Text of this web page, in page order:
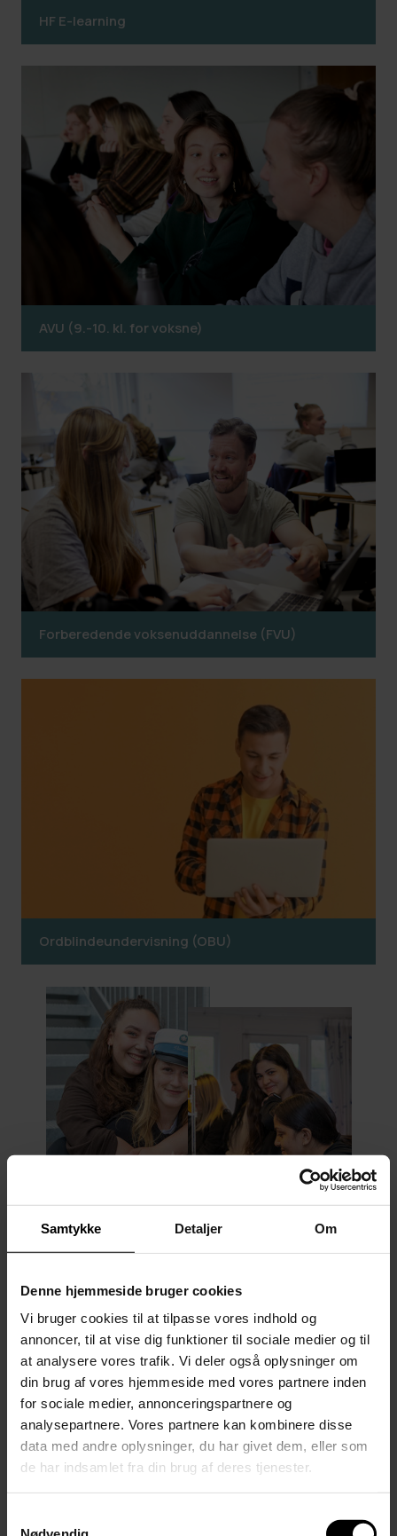
Samtykke Detaljer Om
Denne hjemmeside bruger cookies
Vi bruger cookies til at tilpasse vores indhold og
annoncer, til at vise dig funktioner til sociale medier og til
at analysere vores trafik. Vi deler også oplysninger om
din brug af vores hjemmeside med vores partnere inden
for sociale medier, annonceringspartnere og
analysepartnere. Vores partnere kan kombinere disse
data med andre oplysninger, du har givet dem, eller som
de har indsamlet fra din brug af deres tjenester.
HF E-learning
AVU (9.-10. kl. for voksne)
Forberedende voksenuddannelse (FVU)
Ordblindeundervisning (OBU)
Besøg skolen
Vil du eller din klasse gerne forbi og besøge
skolen og følge undervisning.
Læs mere om besøgsdage her